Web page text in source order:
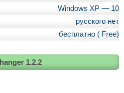
Windows XP — 10
русского нет
бесплатно ( Free)
1.2.2